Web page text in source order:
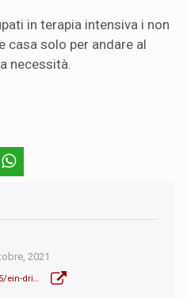
in terapia intensiva i non
casa solo per andare al
necessità.
2021